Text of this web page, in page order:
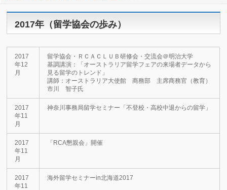
2017年（留学協会の歩み）
2017
年12
月
留学協会・ＲＣＡＣＬＵＢ研修会・交流会＠明治大学
基調講演：「オーストラリア留学フェアの来場者データから
見る留学のトレンド」
講師：オーストラリア大使館 商務部 主席商務官（教育）
市川 智子氏
2017
年11
月
神奈川事務局留学セミナー「不登校・高校中退からの留学」
2017
年11
月
「RCA懇親会」開催
2017
年11
海外留学セミナーin北海道2017